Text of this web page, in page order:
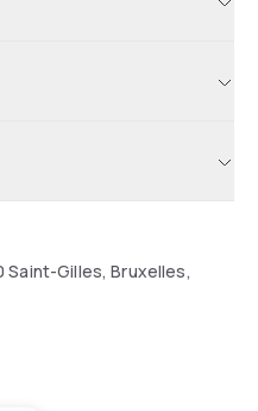
Saint-Gilles, Bruxelles,